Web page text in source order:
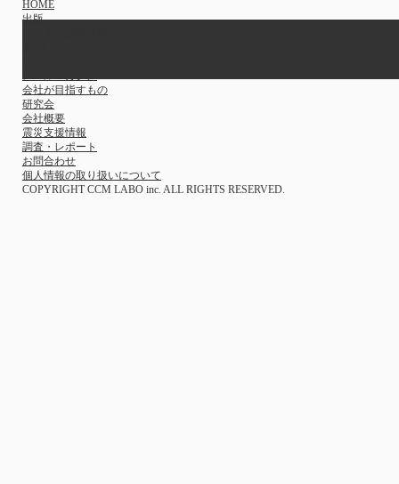
HOME
出版
会社が目指すもの
研究会
会社概要
震災支援情報
調査・レポート
お問合わせ
個人情報の取り扱いについて
COPYRIGHT CCM LABO inc. ALL RIGHTS RESERVED.